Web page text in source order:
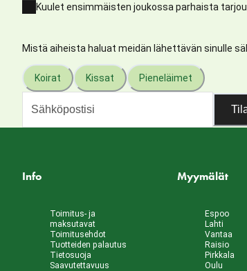
Kuulet ensimmäisten joukossa parhaista
Mistä aiheista haluat meidän lähettävän sinulle
Koirat Kissat Pieneläimet
Info
Toimitus- ja
maksutavat
Toimitusehdot
Tuotteiden palautus
Tietosuoja
Saavutettavuus
Myymälät
Espoo
Lahti
Vantaa
Raisio
Pirkkala
Oulu